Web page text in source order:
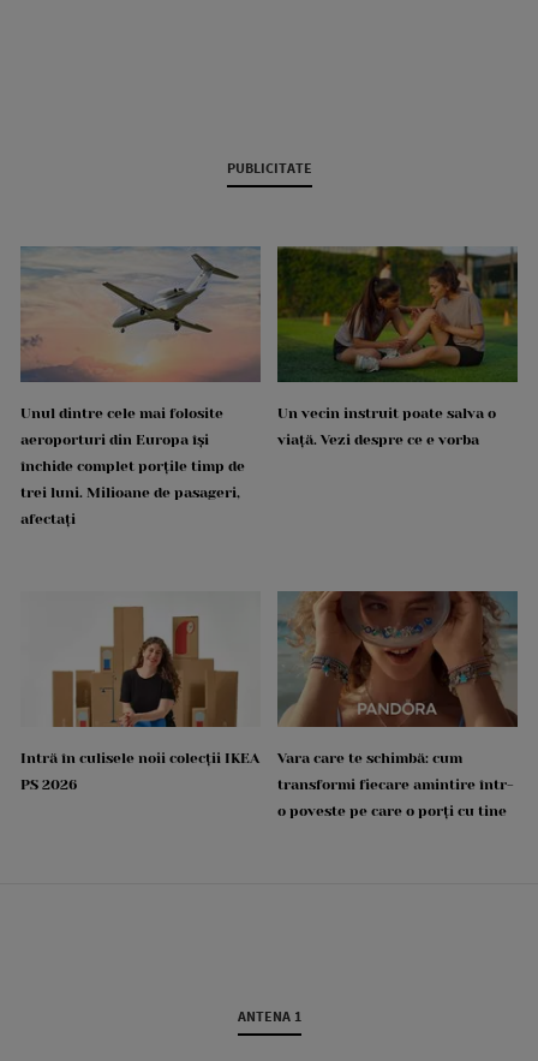
PUBLICITATE
Unul dintre cele mai folosite
aeroporturi din Europa își
închide complet porțile timp de
trei luni. Milioane de pasageri,
afectați
Un vecin instruit poate salva o
viață. Vezi despre ce e vorba
Intră în culisele noii colecții IKEA
PS 2026
Vara care te schimbă: cum
transformi fiecare amintire într-
o poveste pe care o porți cu tine
ANTENA 1